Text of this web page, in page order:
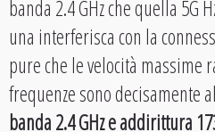
banda 2.4 GHz che quella 5G
una interferisca con la
pure che le velocità massime
frequenze sono decisamente
banda 2.4 GHz e addirittura